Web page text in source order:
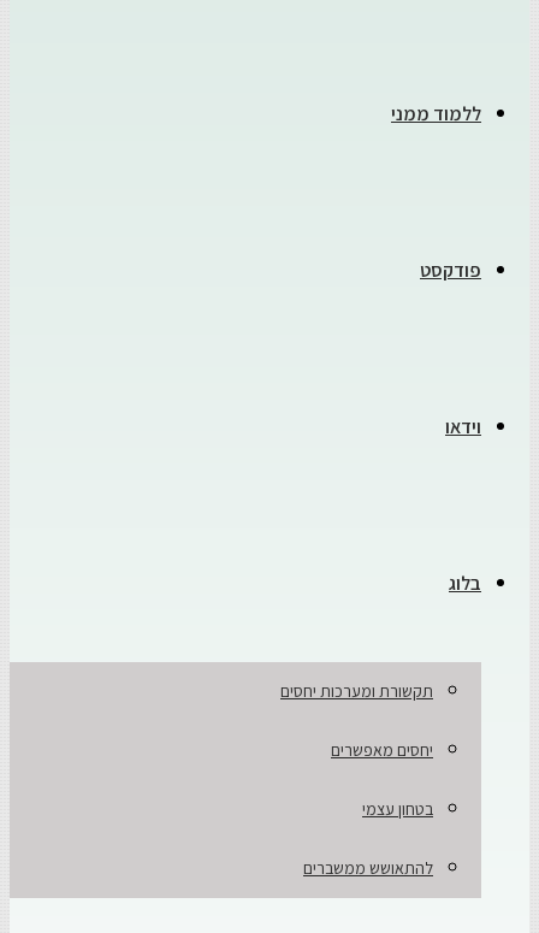
ללמוד ממני
פודקסט
וידאו
בלוג
תקשורת ומערכות יחסים
יחסים מאפשרים
בטחון עצמי
להתאושש ממשברים